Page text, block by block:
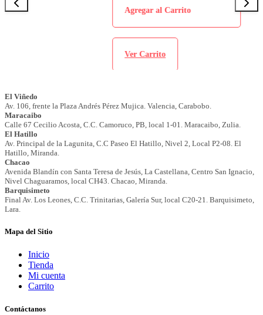
Mapa del Sitio
Inicio
Tienda
Mi cuenta
Carrito
Contáctanos